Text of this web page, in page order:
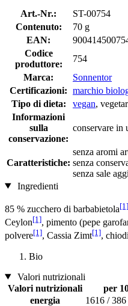
Art.-Nr.:
ST-00754
Contenuto:
70 g
EAN:
Codice
produttore:
754
Marca:
Sonnentor
Certificazioni: marchio
Tipo di dieta:
vegan,
Informazioni
sulla
conservazione:
conservare in
Caratteristiche:
senza aromi
senza
senza sale
Ingredienti
85 % zucchero di barbabietola[1]
Ceylon[1], pimento (pepe
polvere[1], Cassia Zimt[1],
Bio
Valori nutrizionali
Valori nutrizionali
per
energia
1616 /